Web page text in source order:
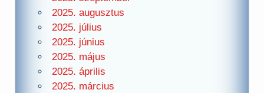
2025. augusztus
2025. július
2025. június
2025. május
2025. április
2025. március